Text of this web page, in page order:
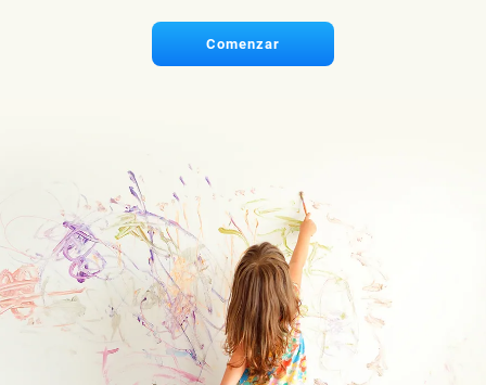
Comenzar